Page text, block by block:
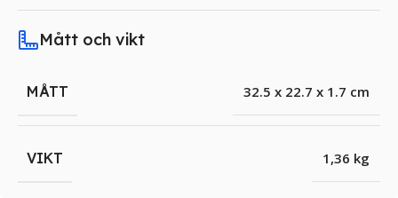
Mått och vikt
MÅTT 32.5 x 22.7 x 1.7 cm
VIKT 1,36 kg